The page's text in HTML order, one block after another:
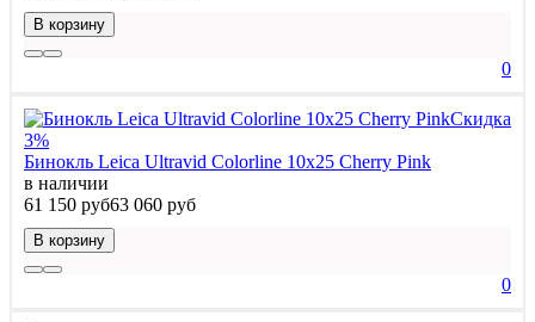
В корзину
0
Скидка
3%
Бинокль Leica Ultravid Colorline 10x25 Cherry Pink
в наличии
61 150 руб63 060 руб
В корзину
0